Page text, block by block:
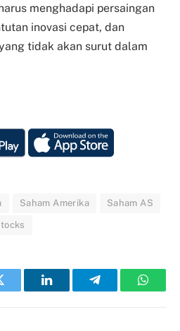
menghadapi persaingan
inovasi cepat, dan
tidak akan surut dalam
Saham Amerika Saham AS
LinkedInTelegram